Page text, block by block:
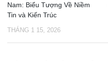
Nam: Biểu Tượng Về Niềm
Tin và Kiến Trúc
THÁNG 1 15, 2026